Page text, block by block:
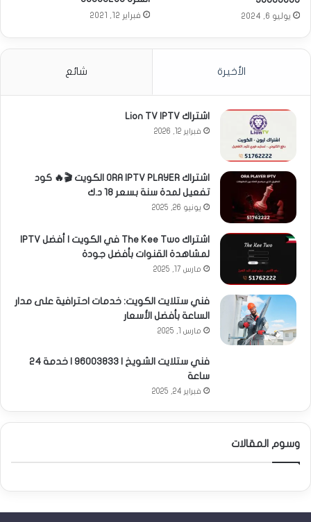
يوليو 6, 2024 فبراير 12, 2021
الأخيرة شائع
اشتراك Lion TV IPTV
فبراير 12, 2026
اشتراك ORA IPTV PLAYER الكويت 🎬🔥 كود
تفعيل لمدة سنة بسعر 18 د.ك
يونيو 26, 2025
اشتراك The Kee Two في الكويت | أفضل IPTV
لمشاهدة القنوات بأفضل جودة
مارس 17, 2025
فني ستلايت الكويت: خدمات احترافية على مدار
الساعة بأفضل الأسعار
مارس 1, 2025
فني ستلايت الشويخ | 96003833 | خدمة 24
ساعة
فبراير 24, 2025
وسوم المقالات